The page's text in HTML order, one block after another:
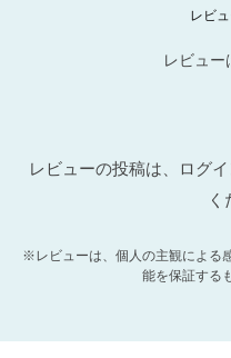
レビ
レビュー
レビューの投稿は、ログ
く
※レビューは、個人の主観による
能を保証する